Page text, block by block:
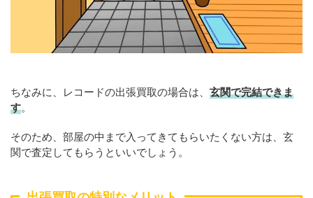
ちなみに、レコードの出張買取の場合は、 玄関で完結できま
す。
そのため、部屋の中まで入ってきてもらいたくない方は、玄
関で査定してもらうといいでしょう。